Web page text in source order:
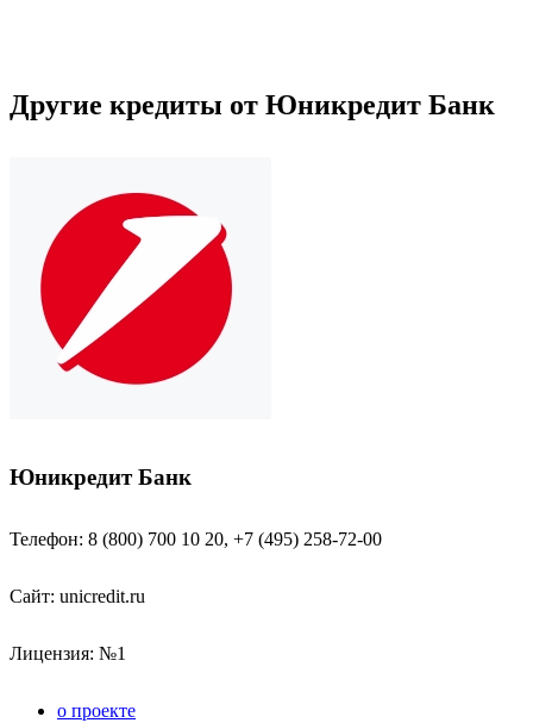
Другие кредиты от Юникредит Банк
Юникредит Банк
Телефон: 8 (800) 700 10 20, +7 (495) 258-72-00
Сайт: unicredit.ru
Лицензия: №1
о проекте